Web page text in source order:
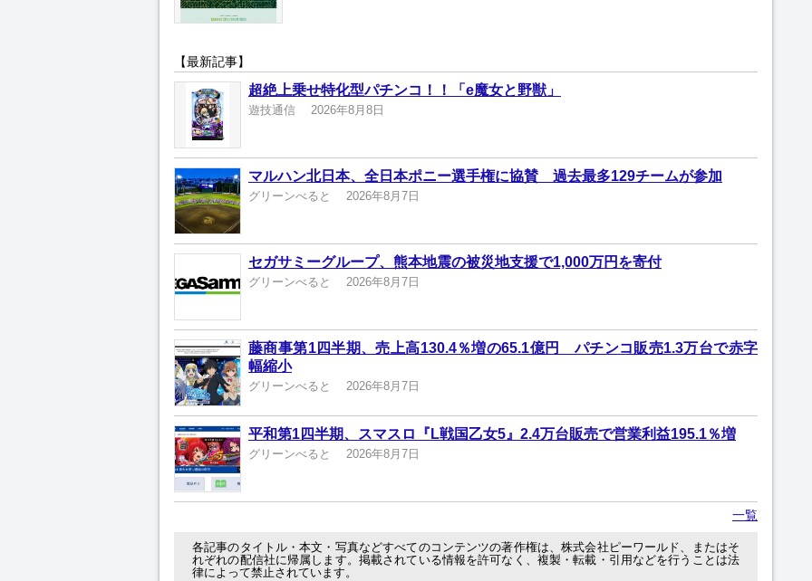
【最新記事】
超絶上乗せ特化型パチンコ！！「e魔女と野獣」
遊技通信 2026年8月8日
マルハン北日本、全日本ポニー選手権に協賛 過去最多129チームが参加
グリーンべると 2026年8月7日
セガサミーグループ、熊本地震の被災地支援で1,000万円を寄付
グリーンべると 2026年8月7日
藤商事第1四半期、売上高130.4％増の65.1億円 パチンコ販売1.3万台で赤字
幅縮小
グリーンべると 2026年8月7日
平和第1四半期、スマスロ『L戦国乙女5』2.4万台販売で営業利益195.1％増
グリーンべると 2026年8月7日
一覧
各記事のタイトル・本文・写真などすべてのコンテンツの著作権は、株式会社ピーワールド、またはそ
れぞれの配信社に帰属します。掲載されている情報を許可なく、複製・転載・引用などを行うことは法
律によって禁止されています。